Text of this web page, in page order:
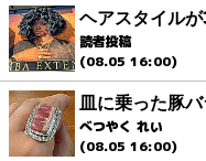
ヘアスタイル
読者投稿
(08.05 16:00)
皿に乗った豚
べつやく れい
(08.05 16:00)